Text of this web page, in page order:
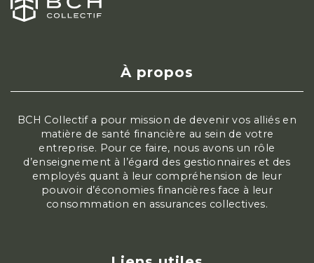
À propos
BCH Collectif a pour mission de devenir vos alliés en
matière de santé financière au sein de votre
entreprise. Pour ce faire, nous avons un rôle
d’enseignement à l’égard des gestionnaires et des
employés quant à leur compréhension de leur
pouvoir d’économies financières face à leur
consommation en assurances collectives.